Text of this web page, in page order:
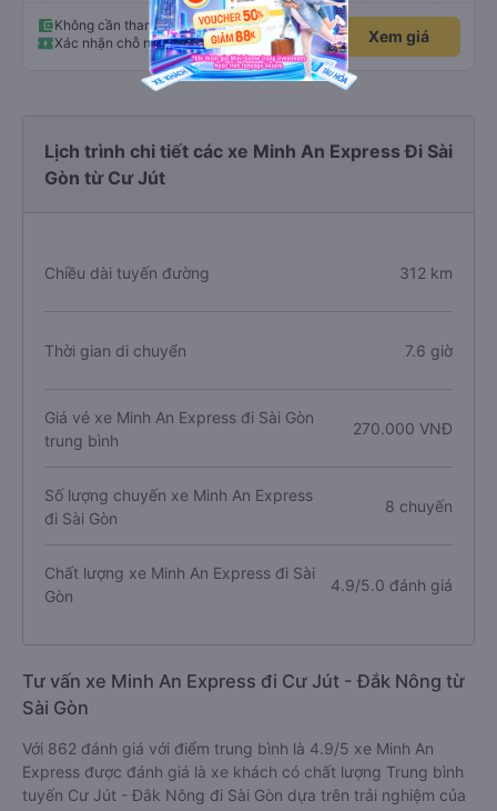
Không cần thanh toán trước
Xác nhận chỗ ngay lập tức
Xem giá
Lịch trình chi tiết các xe Minh An Express Đi Sài
Gòn từ Cư Jút
Chiều dài tuyến đường 312 km
Thời gian di chuyển 7.6 giờ
Giá vé xe Minh An Express đi Sài Gòn
trung bình
270.000 VNĐ
Số lượng chuyến xe Minh An Express
đi Sài Gòn
8 chuyến
Chất lượng xe Minh An Express đi Sài
Gòn
4.9/5.0 đánh giá
Tư vấn xe Minh An Express đi Cư Jút - Đắk Nông từ
Sài Gòn
Với 862 đánh giá với điểm trung bình là 4.9/5 xe Minh An
Express được đánh giá là xe khách có chất lượng Trung bình
tuyến Cư Jút - Đắk Nông đi Sài Gòn dựa trên trải nghiệm của